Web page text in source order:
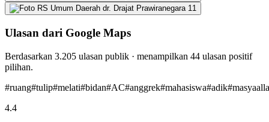
Ulasan dari Google Maps
Berdasarkan 3.205 ulasan publik · menampilkan 44 ulasan positif
pilihan.
#ruang#tulip#melati#bidan#AC#anggrek#mahasiswa#adik#
4.4